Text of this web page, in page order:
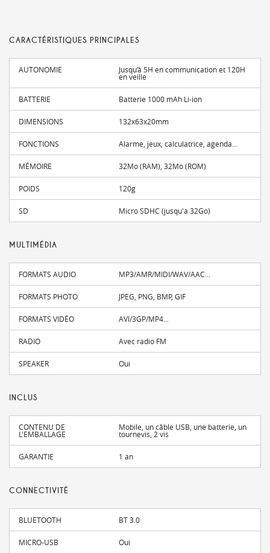
CARACTÉRISTIQUES PRINCIPALES
AUTONOMIE Jusqu’à 5H en communication et 120H
en veille
BATTERIE Batterie 1000 mAh Li-ion
DIMENSIONS 132x63x20mm
FONCTIONS Alarme, jeux, calculatrice, agenda...
MÉMOIRE 32Mo (RAM), 32Mo (ROM)
POIDS 120g
SD Micro SDHC (jusqu'a 32Go)
MULTIMÉDIA
FORMATS AUDIO MP3/AMR/MIDI/WAV/AAC...
FORMATS PHOTO JPEG, PNG, BMP, GIF
FORMATS VIDÉO AVI/3GP/MP4...
RADIO Avec radio FM
SPEAKER Oui
INCLUS
CONTENU DE
L'EMBALLAGE
Mobile, un câble USB, une batterie, un
tournevis, 2 vis
GARANTIE 1 an
CONNECTIVITÉ
BLUETOOTH BT 3.0
MICRO-USB Oui